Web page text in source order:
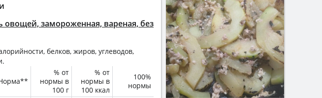
овощей, замороженная, вареная, без
белков, жиров, углеводов,
% от
нормы в
100 г
% от
нормы в
100 ккал
100%
нормы